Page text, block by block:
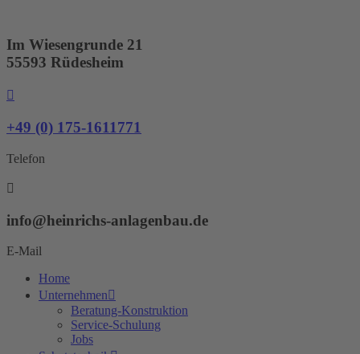
springen
Im Wiesengrunde 21
55593 Rüdesheim
+49 (0) 175-1611771
Telefon
info@heinrichs-anlagenbau.de
E-Mail
Home
Unternehmen
Beratung-Konstruktion
Service-Schulung
Jobs